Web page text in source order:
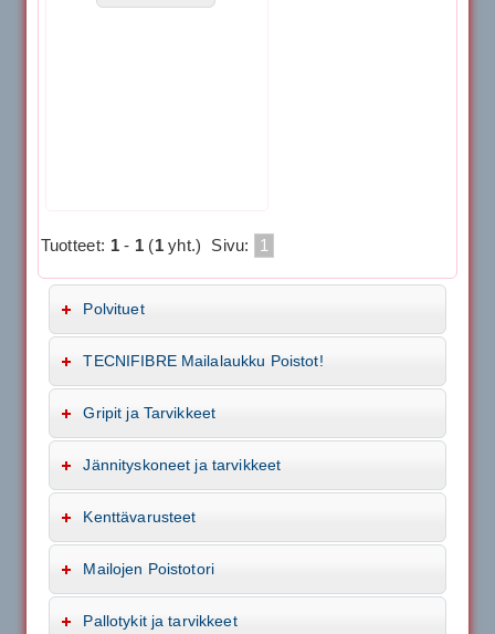
Tuotteet: 1- 1 (1yht.) Sivu: 1
Polvituet
TECNIFIBRE Mailalaukku Poistot!
Gripit ja Tarvikkeet
Jännityskoneet ja tarvikkeet
Kenttävarusteet
Mailojen Poistotori
Pallotykit ja tarvikkeet